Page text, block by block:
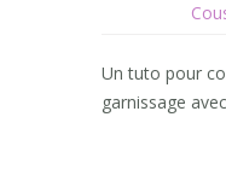
Un tuto pour
garnissage